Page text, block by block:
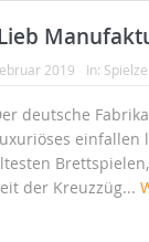
2019 In:
deutsche
einfallen
der Kreuzzüg...